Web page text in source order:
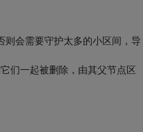
则会需要守护太多的小区间，导
们一起被删除，由其父节点区